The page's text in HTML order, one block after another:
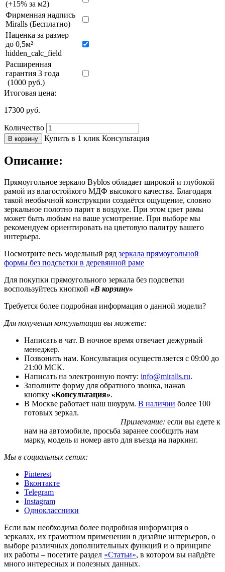
(+15% за м2)
Фирменная надпись
Miralls (Бесплатно)
Наценка за размер
до 0,5м²
hidden_calc_field
Расширенная
гарантия 3 года
(1000 руб.)
Итоговая цена:
17300 руб.
Количество
В корзину Купить в 1 клик Консультация
Описание:
Прямоугольное зеркало Byblos обладает широкой и глубокой
рамой из влагостойкого МДФ высокого качества. Благодаря
такой необычной конструкции создаётся ощущение, словно
зеркальное полотно парит в воздухе. При этом цвет рамы
может быть любым на ваше усмотрение. При выборе мы
рекомендуем ориентировать на цветовую палитру вашего
интерьера.
Посмотрите весь модельный ряд зеркала прямоугольной
формы без подсветки в деревянной раме
Для покупки прямоугольного зеркала без подсветки
воспользуйтесь кнопкой «В корзину»
Требуется более подробная информация о данной модели?
Для получения консультации вы можете:
Написать в чат. В ночное время отвечает дежурный
менеджер.
Позвонить нам. Консультация осуществляется с 09:00 до
21:00 МСК.
Написать на электронную почту: info@miralls.ru.
Заполните форму для обратного звонка, нажав
кнопку «Консультация».
В Москве работает наш шоурум. В наличии более 100
готовых зеркал.
Примечание: если вы едете к
нам на автомобиле, просьба заранее сообщить нам
марку, модель и номер авто для въезда на паркинг.
Мы в социальных сетях:
Pinterest
Вконтакте
Telegram
Instagram
Одноклассники
Если вам необходима более подробная информация о
зеркалах, их грамотном применении в дизайне интерьеров, о
выборе различных дополнительных функций и о принципе
их работы – посетите раздел «Статьи», в котором вы найдёте
много интересных и полезных данных.